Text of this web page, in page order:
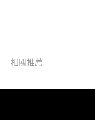
大進項蒐集、處理及利用，
、核對及更正。
帳頁面顯示為準，若有關於
，請聯繫「AFTEE先享後付
support/home
將交易相關給付款項請求債
相關推薦